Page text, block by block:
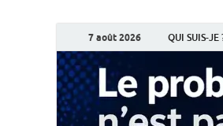
7 août 2026 QUI SUIS-JE